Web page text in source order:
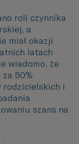
roli czynnika
a
miał okazji
latach
wiadomo, że
50%
rodzicielskich i
szans na